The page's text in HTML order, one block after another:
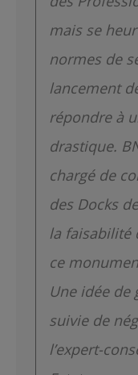
mais se
normes de
lancement
répondre à
drastique.
chargé de
des Docks
la faisabilité
ce
Une idée de
suivie de
l’expert-